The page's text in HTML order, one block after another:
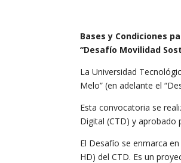
Bases y Condiciones
“Desafío Movilidad
La Universidad
Melo” (en adelante el
Esta convocatoria se
Digital (CTD) y aprobado
El Desafío se enmarca
HD) del CTD. Es un